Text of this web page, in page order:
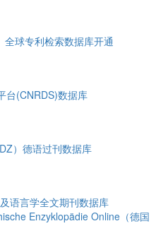
全球专利检索数据库开通
台(CNRDS)数据库
）德语过刊数据库
语言学全文期刊数据库
Enzyklopädie Online（德国